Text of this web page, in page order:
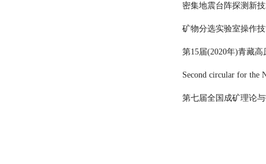
密集地震台阵探测新
矿物分选实验室操作
第15届(2020年)青藏
Second circular for the
第七届全国成矿理论